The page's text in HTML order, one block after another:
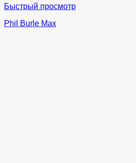
Быстрый просмотр
Phil Burle Max